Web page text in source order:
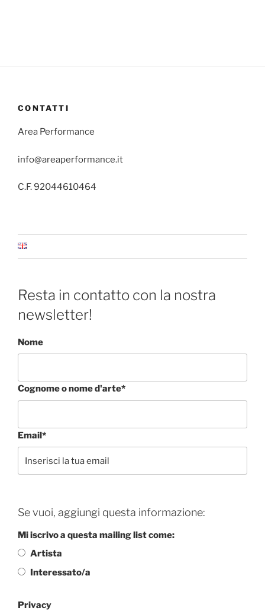
CONTATTI
Area Performance
info@areaperformance.it
C.F. 92044610464
Resta in contatto con la nostra
newsletter!
Nome
Cognome o nome d'arte*
Email*
Se vuoi, aggiungi questa informazione:
Mi iscrivo a questa mailing list come:
Artista
Interessato/a
Privacy